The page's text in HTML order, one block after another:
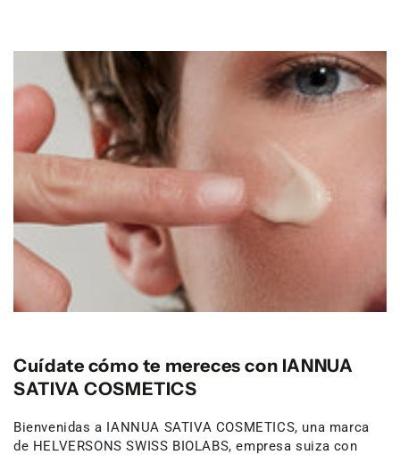
Cuídate cómo te mereces con IANNUA
SATIVA COSMETICS
Bienvenidas a IANNUA SATIVA COSMETICS, una marca
de HELVERSONS SWISS BIOLABS, empresa suiza con